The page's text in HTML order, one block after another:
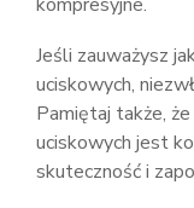
Jeśli zauważysz
uciskowych,
Pamiętaj także,
uciskowych jest
skuteczność i